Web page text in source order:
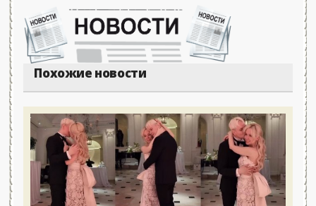
Похожие новости